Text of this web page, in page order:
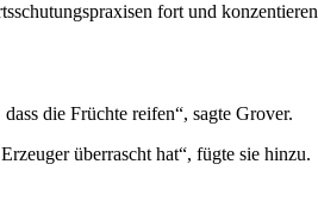
fort und
die Früchte reifen“, sagte Grover.
überrascht hat“, fügte sie hinzu.